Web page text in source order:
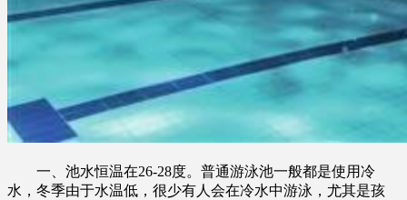
一、池水恒温在26-28度。普通游泳池一般都是使用冷
水，冬季由于水温低，很少有人会在冷水中游泳，尤其是孩